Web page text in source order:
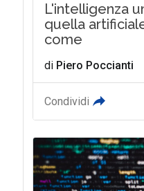
L'intelligenza
quella
come
di Piero Poccianti
Condividi